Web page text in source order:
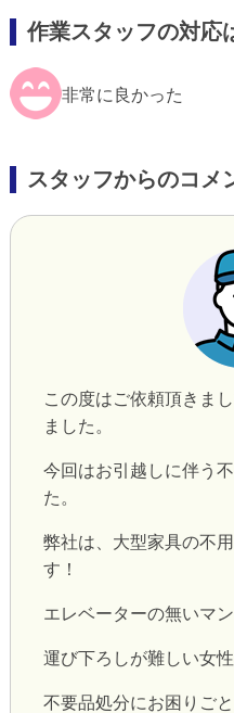
作業スタッフの対応
非常に良かった
スタッフからのコメ
この度はご依頼頂きま
ました。
今回はお引越しに伴う
た。
弊社は、大型家具の不
す！
エレベーターの無いマ
運び下ろしが難しい女性
不要品処分にお困りご